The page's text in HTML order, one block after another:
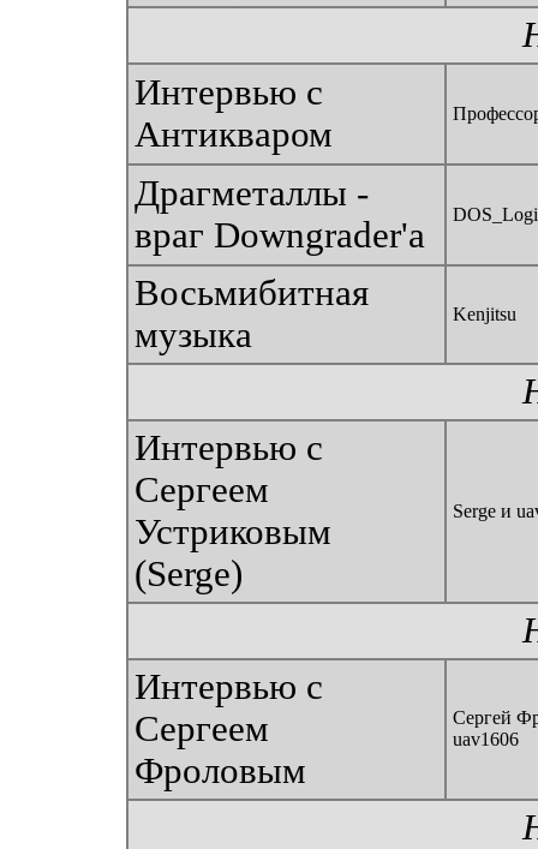
Интервью с
Антикваром
Драгметаллы -
враг Downgrader'а
Восьмибитная
музыка
Kenjitsu
Интервью с
Сергеем
Устриковым
(Serge)
Serge и
Интервью с
Сергеем
Фроловым
Сергей
uav1606